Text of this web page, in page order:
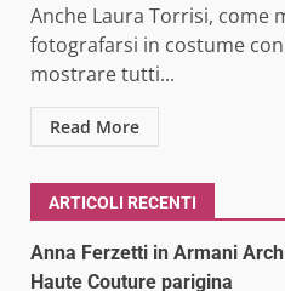
Anche Laura Torrisi, come
fotografarsi in costume con
mostrare tutti...
Read More
ARTICOLI RECENTI
Anna Ferzetti in Armani
Haute Couture parigina